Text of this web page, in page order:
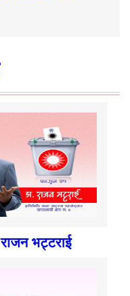
भट्टराई